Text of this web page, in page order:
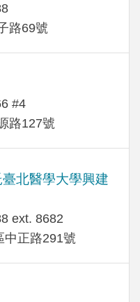
路69號
#4
路127號
北醫學大學興建
ext. 8682
中正路291號